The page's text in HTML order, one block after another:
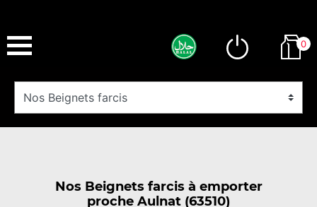
0
Nos Beignets farcis à emporter
proche Aulnat (63510)